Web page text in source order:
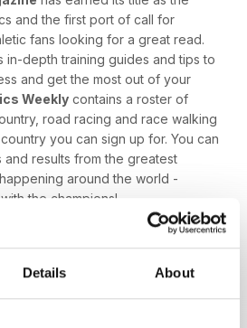
Details About
and the first port of call for
fans looking for a great read.
in-depth training guides and tips to
and get the most out of your
Weekly contains a roster of
road racing and race walking
you can sign up for. You can
results from the greatest
around the world -
the champions!
a professional or even a
read that’ll help maximise your